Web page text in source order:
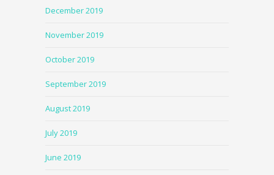
December 2019
November 2019
October 2019
September 2019
August 2019
July 2019
June 2019